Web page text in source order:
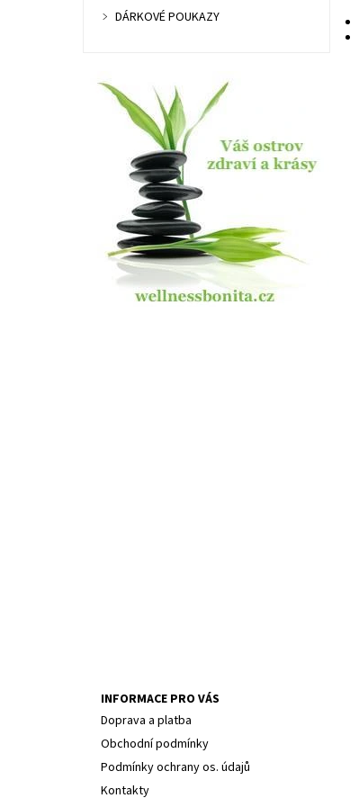
DÁRKOVÉ POUKAZY
INFORMACE PRO VÁS
Doprava a platba
Obchodní podmínky
Podmínky ochrany os. údajů
Kontakty